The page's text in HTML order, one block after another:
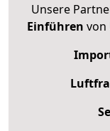
Unsere
Einführen von